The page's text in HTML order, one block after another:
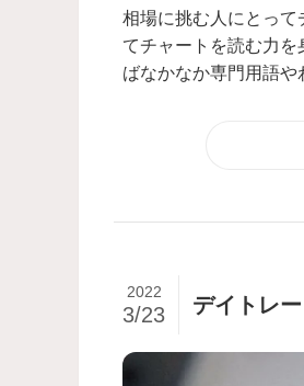
相場に挑む人にとって
てチャートを読む力
ばなかなか専門用語や
デイトレ
2022
3/23